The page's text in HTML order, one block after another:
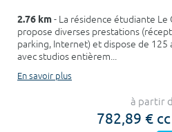
2.76 km- La résidence étudiante Le
propose diverses prestations
parking, Internet) et dispose de
avec studios entièrem...
En savoir plus
à partir
782,89 €